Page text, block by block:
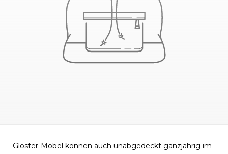
Gloster-Möbel können auch unabgedeckt ganzjährig im